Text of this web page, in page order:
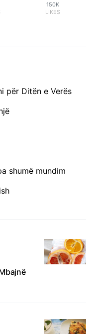
150K
LIKES
për Ditën e Verës
shumë mundim